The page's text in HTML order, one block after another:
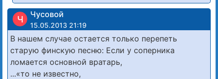
Ч Чусовой
15.05.2013 21:19
В нашем случае остается только перепеть
старую финскую песню: Если у соперника
ломается основной вратарь,
...«то не известно,